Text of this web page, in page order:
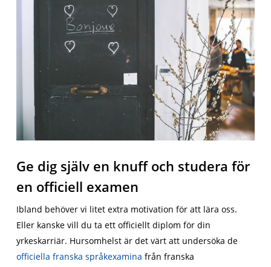
Ge dig själv en knuff och studera för
en officiell examen
Ibland behöver vi litet extra motivation för att lära oss.
Eller kanske vill du ta ett officiellt diplom för din
yrkeskarriär. Hursomhelst är det värt att undersöka de
officiella franska språkexamina från franska